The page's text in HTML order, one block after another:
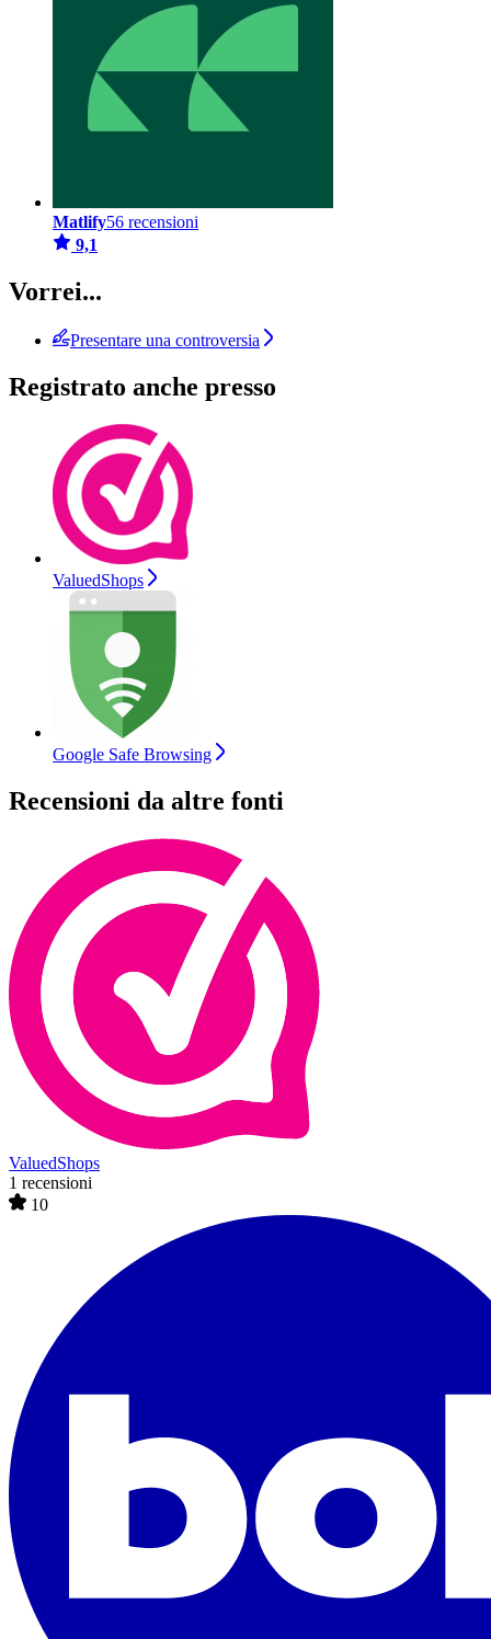
Matlify56 recensioni
9,1
Vorrei...
Presentare una controversia
Registrato anche presso
ValuedShops
Google Safe Browsing
Recensioni da altre fonti
ValuedShops
1 recensioni
10